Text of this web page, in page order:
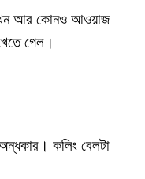
আর কোনও আওয়াজ
গেল।
কলিং বেলটা